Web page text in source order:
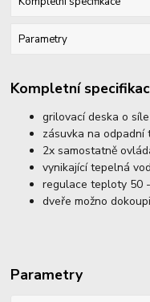
Parametry
Kompletní
grilovací deska o
zásuvka na odpadní
2x samostatně
vynikající tepelná
regulace teploty 50
dveře možno
Parametry